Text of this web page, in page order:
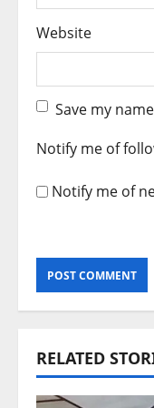
Website
Save my
Notify me of
Notify me of
RELATED